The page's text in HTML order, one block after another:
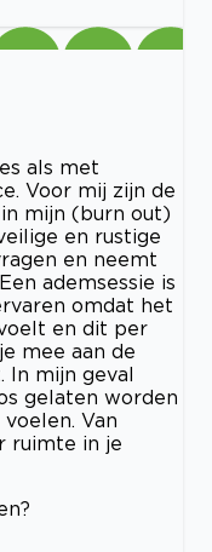
als met
Voor mij zijn de
mijn (burn out)
en rustige
en neemt
ademsessie is
omdat het
en dit per
mee aan de
In mijn geval
gelaten worden
Van
ruimte in je